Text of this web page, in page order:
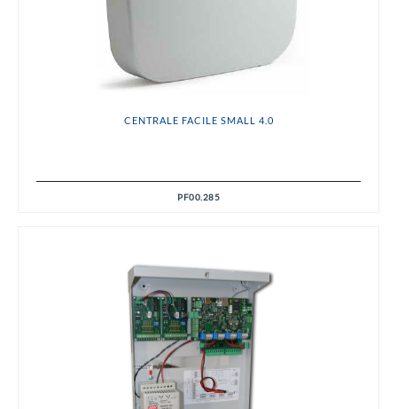
CENTRALE FACILE SMALL 4.0
PF00.285